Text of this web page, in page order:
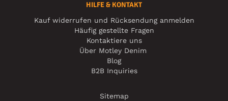
HILFE & KONTAKT
Kauf widerrufen und Rücksendung anmelden
Häufig gestellte Fragen
Kontaktiere uns
Über Motley Denim
Blog
B2B Inquiries
Sitemap